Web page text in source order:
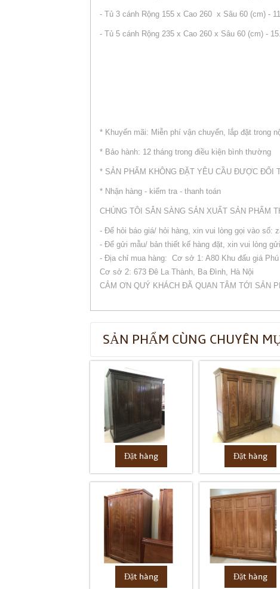
- Tủ 3 cánh Rộng 155 x Cao 260 x Sâu 60 (cm) -
- Tủ 5 cánh Rộng 235 x Cao 260 x Sâu 60 (cm) -
* Khuyến mãi: Miễn phí vận chuyển, lắp đặt trong
* Bảo hành: 12 tháng trong điều kiện bình thường
* SẢN PHẨM KHÔNG ĐẶT YÊU CẦU ĐƯỢC ĐỔI
* Nhận hàng - kiểm tra - thanh toán
CHÚNG TÔI SẴN SÀNG SẢN XUẤT SẢN PHẨM
- Để hỏi báo giá/ hỏi hàng, xin vui lòng gọi vào số:
- Để gửi mẫu/ bản thiết kế hàng đặt, xin vui lòng
- Địa chỉ mua hàng: Cơ sở 1: A80 Khu đấu giá
Cơ sở 2: 673 Đê La Thành, Ba Đình, Hà Nội
CẢM ƠN QUÝ KHÁCH ĐÃ QUAN TÂM TỚI SẢN
SẢN PHẨM CÙNG CHUYÊN
Đặt hàng Đặt hàng
Đặt hàng Đặt hàng